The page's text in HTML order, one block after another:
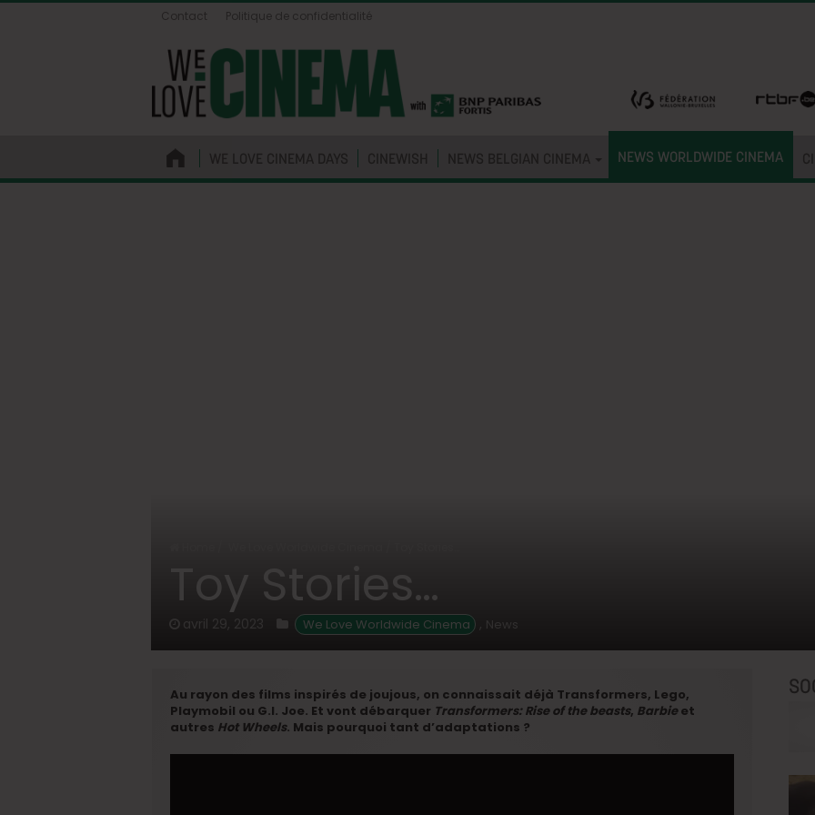
Contact Politique de confidentialité
WE LOVE CINEMA DAYS CINEWISH NEWS BELGIAN CINEMA NEWS WORLDWIDE CINEMA
Toy Stories…
avril 29, 2023 We Love Worldwide Cinema , News
Au rayon des films inspirés de joujous, on connaissait déjà Transformers, Lego,
Playmobil ou G.I. Joe. Et vont débarquer Transformers: Rise of the beasts, Barbieet
autres Hot Wheels. Mais pourquoi tant d’adaptations ?